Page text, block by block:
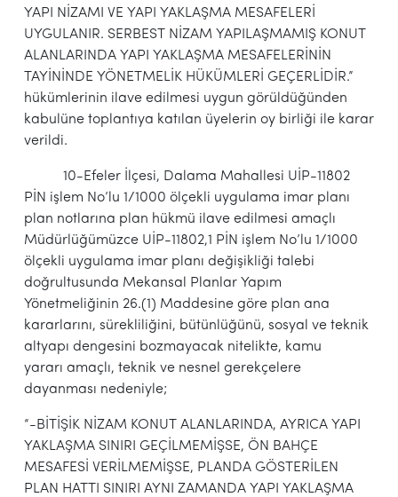
YAPI NİZAMI VE YAPI YAKLAŞMA MESAFELERİ
UYGULANIR. SERBEST NİZAM YAPILAŞMAMIŞ KONUT
ALANLARINDA YAPI YAKLAŞMA MESAFELERİNİN
TAYİNİNDE YÖNETMELİK HÜKÜMLERİ GEÇERLİDİR.”
hükümlerinin ilave edilmesi uygun görüldüğünden
kabulüne toplantıya katılan üyelerin oy birliği ile karar
verildi.
10-Efeler İlçesi, Dalama Mahallesi UİP-11802
PİN işlem No’lu 1/1000 ölçekli uygulama imar planı
plan notlarına plan hükmü ilave edilmesi amaçlı
Müdürlüğümüzce UİP-11802,1 PİN işlem No’lu 1/1000
ölçekli uygulama imar planı değişikliği talebi
doğrultusunda Mekansal Planlar Yapım
Yönetmeliğinin 26.(1) Maddesine göre plan ana
kararlarını, sürekliliğini, bütünlüğünü, sosyal ve teknik
altyapı dengesini bozmayacak nitelikte, kamu
yararı amaçlı, teknik ve nesnel gerekçelere
dayanması nedeniyle;
“-BİTİŞİK NİZAM KONUT ALANLARINDA, AYRICA YAPI
YAKLAŞMA SINIRI GEÇİLMEMİŞSE, ÖN BAHÇE
MESAFESİ VERİLMEMİŞSE, PLANDA GÖSTERİLEN
PLAN HATTI SINIRI AYNI ZAMANDA YAPI YAKLAŞMA